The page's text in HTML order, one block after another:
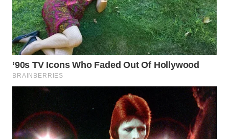
WN
PURWAKARTA
WN
PRIANGAN
TIMUR
WN
WN